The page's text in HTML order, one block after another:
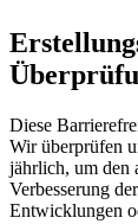
Diese
Wir überprüfen
jährlich, um den
Verbesserung
Entwicklungen